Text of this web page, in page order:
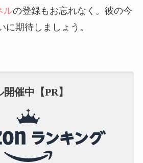
ルの登録もお忘れなく。彼の今
に期待しましょう。
催中【PR】